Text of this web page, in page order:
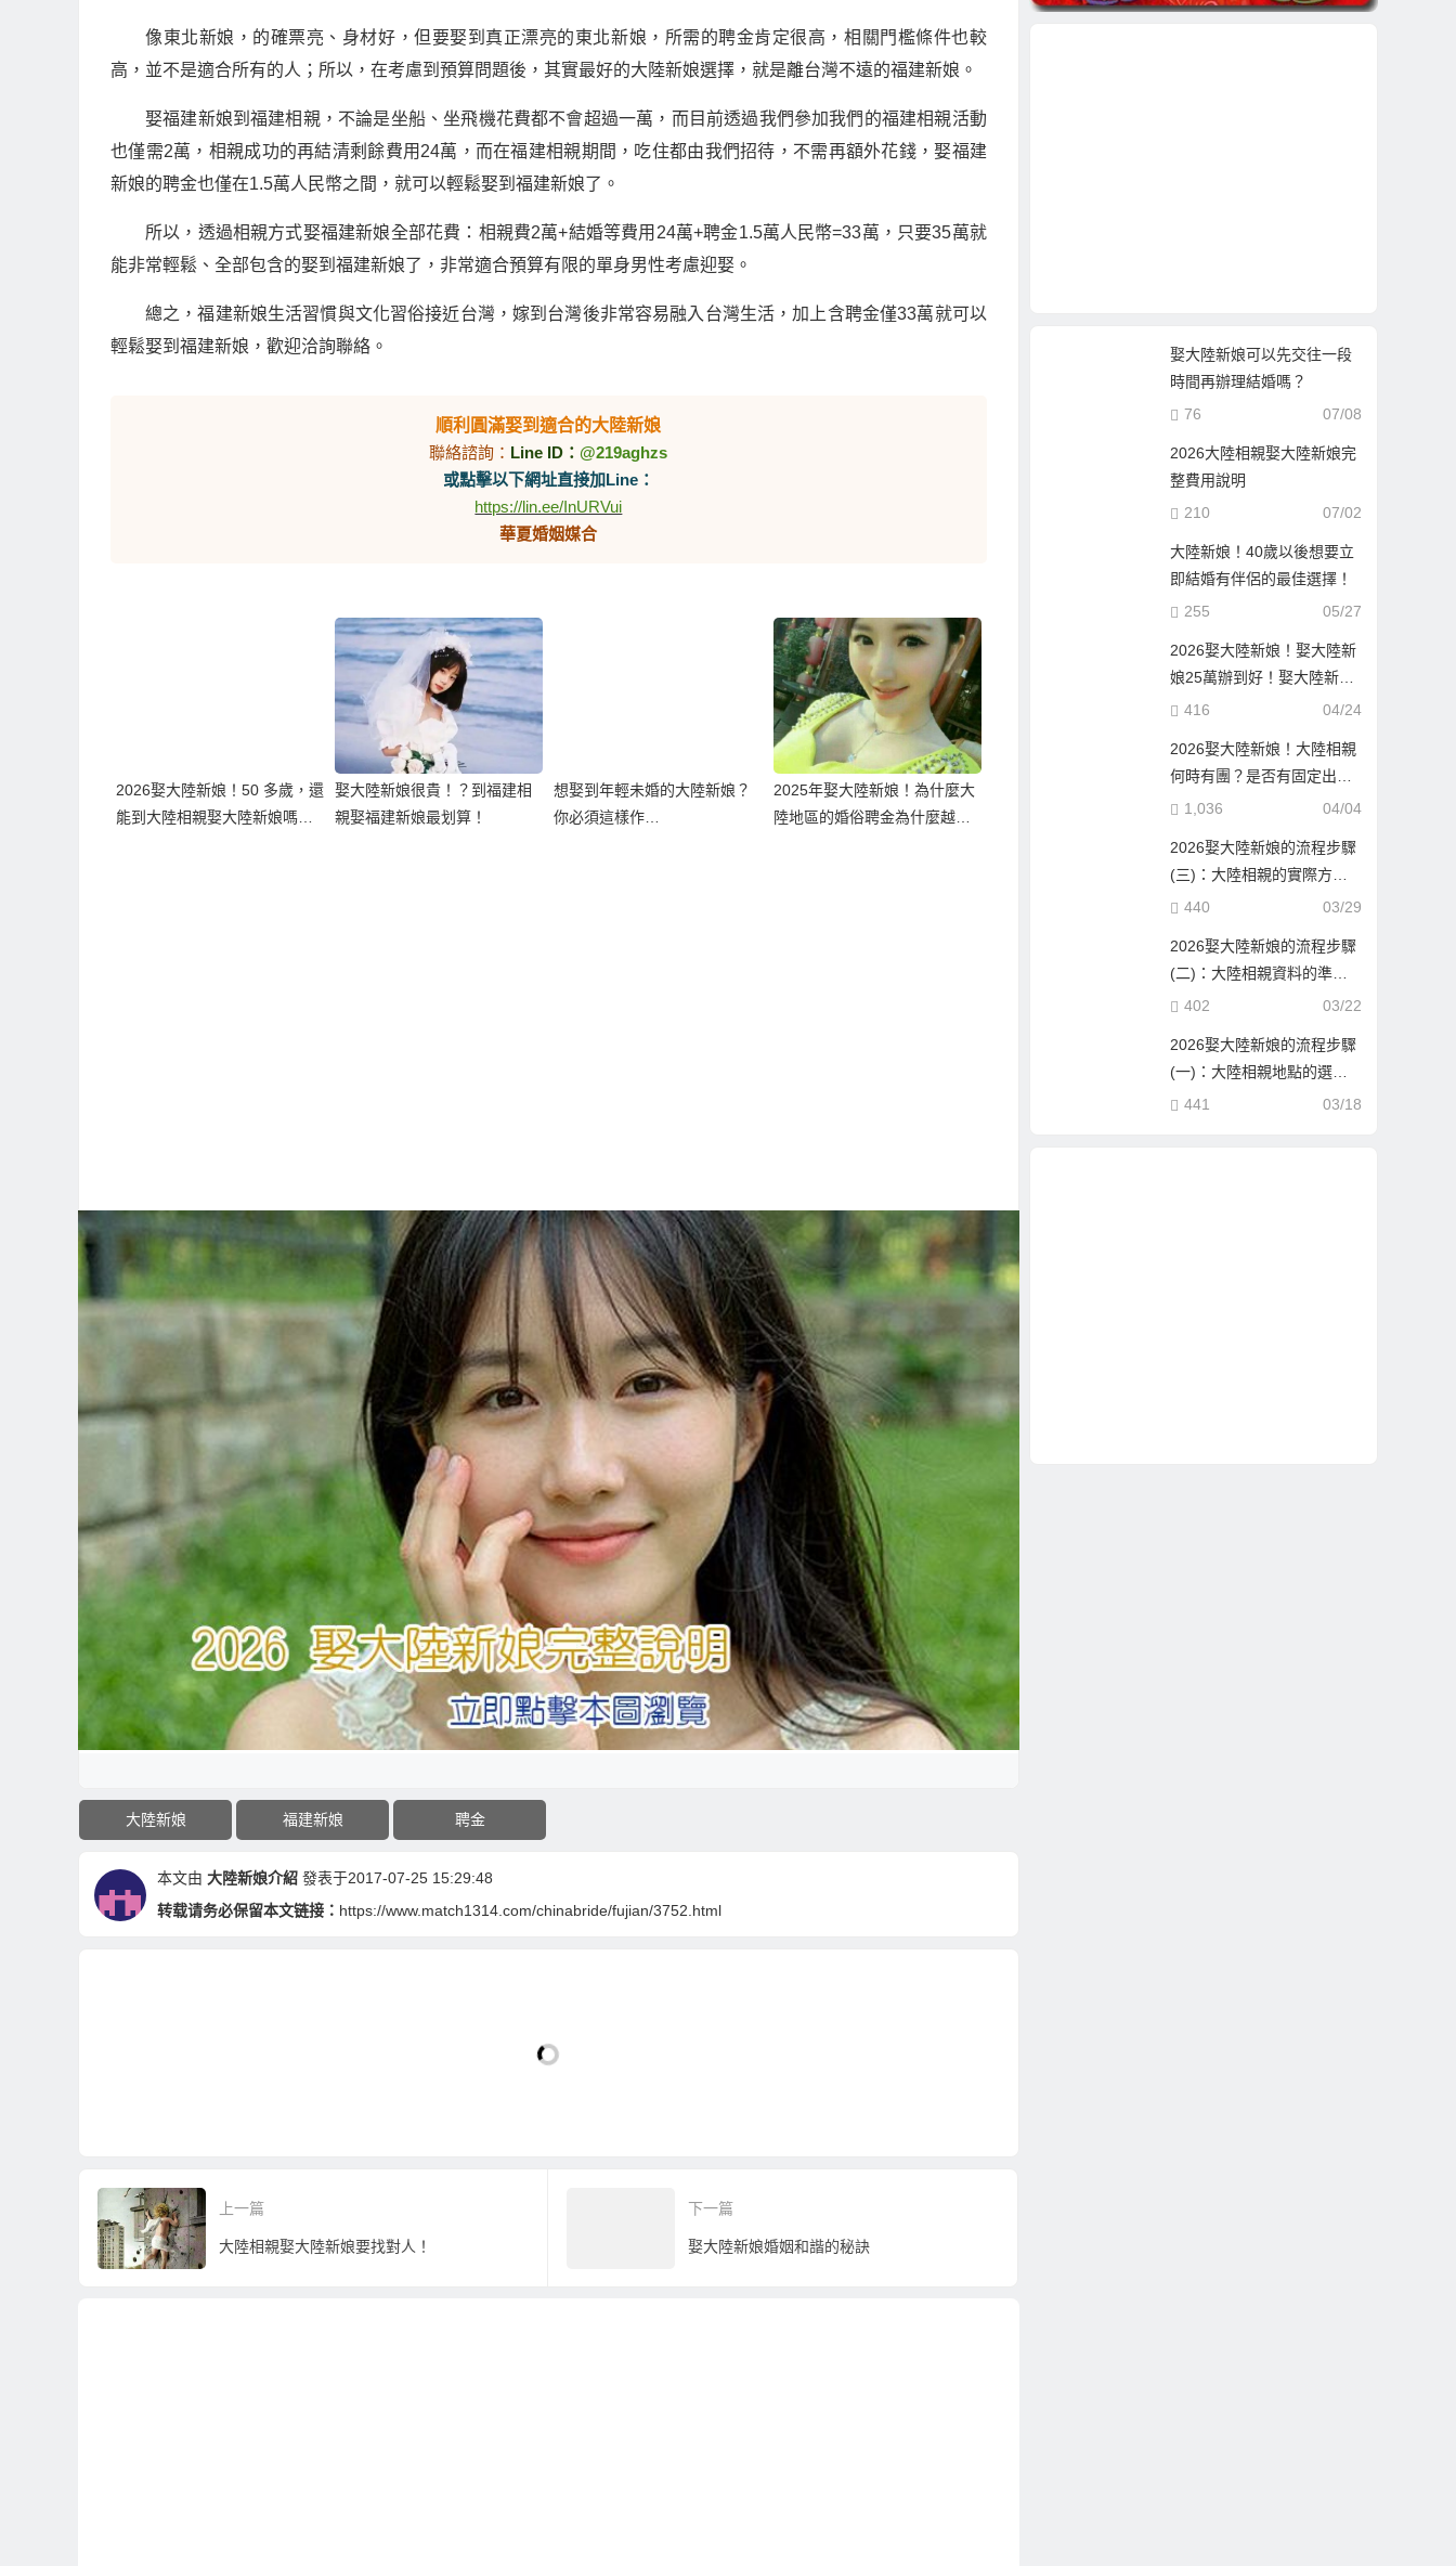
像東北新娘，的確票亮、身材好，但要娶到真正漂亮的東北新娘，所需的聘金肯定很高，相關門檻條件也較
高，並不是適合所有的人；所以，在考慮到預算問題後，其實最好的大陸新娘選擇，就是離台灣不遠的福建新娘。
娶福建新娘到福建相親，不論是坐船、坐飛機花費都不會超過一萬，而目前透過我們參加我們的福建相親活動
也僅需2萬，相親成功的再結清剩餘費用24萬，而在福建相親期間，吃住都由我們招待，不需再額外花錢，娶福建
新娘的聘金也僅在1.5萬人民幣之間，就可以輕鬆娶到福建新娘了。
所以，透過相親方式娶福建新娘全部花費：相親費2萬+結婚等費用24萬+聘金1.5萬人民幣=33萬，只要35萬就
能非常輕鬆、全部包含的娶到福建新娘了，非常適合預算有限的單身男性考慮迎娶。
總之，福建新娘生活習慣與文化習俗接近台灣，嫁到台灣後非常容易融入台灣生活，加上含聘金僅33萬就可以
輕鬆娶到福建新娘，歡迎洽詢聯絡。
順利圓滿娶到適合的大陸新娘
聯絡諮詢： Line ID：@219aghzs
或點擊以下網址直接加Line：
https://lin.ee/InURVui
華夏婚姻媒合
2026娶大陸新娘！50 多歲，還
能到大陸相親娶大陸新娘嗎？
娶大陸新娘很貴！？到福建相
親娶福建新娘最划算！
想娶到年輕未婚的大陸新娘？
你必須這樣作…
2025年娶大陸新娘！為什麼大
陸地區的婚俗聘金為什麼越來
大陸新娘 福建新娘 聘金
本文由 大陸新娘介紹 發表于2017-07-25 15:29:48
转载请务必保留本文链接： https://www.match1314.com/chinabride/fujian/3752.html
上一篇
大陸相親娶大陸新娘要找對人！
下一篇
娶大陸新娘婚姻和諧的秘訣
娶大陸新娘可以先交往一段
時間再辦理結婚嗎？
07/08
76
2026大陸相親娶大陸新娘完
整費用說明
07/02
210
大陸新娘！40歲以後想要立
即結婚有伴侶的最佳選擇！
05/27
255
2026娶大陸新娘！娶大陸新
娘25萬辦到好！娶大陸新娘
隨便也要60萬！到底差在哪
04/24
416
2026娶大陸新娘！大陸相親
何時有團？是否有固定出團
日期？
04/04
1,036
2026娶大陸新娘的流程步驟
(三)：大陸相親的實際方式
與流程！
03/29
440
2026娶大陸新娘的流程步驟
(二)：大陸相親資料的準備
與報名確認！
03/22
402
2026娶大陸新娘的流程步驟
(一)：大陸相親地點的選
擇！
03/18
441